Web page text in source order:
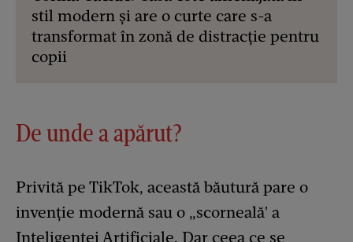
stil modern și are o curte care s-a
transformat în zonă de distracție pentru
copii
De unde a apărut?
Privită pe TikTok, această băutură pare o
invenție modernă sau o „scorneală' a
Inteligenței Artificiale. Dar ceea ce se